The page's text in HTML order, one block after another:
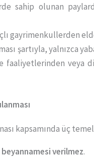
sahip olunan
gayrimenkullerden
şartıyla, yalnızca
veya
kapsamında üç
beyannamesi verilmez.